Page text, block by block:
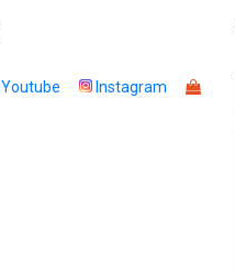
Youtube
Instagram